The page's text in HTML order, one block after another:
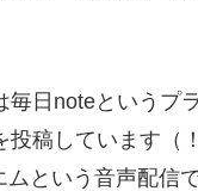
毎日noteというプ
投稿しています（
という音声配信